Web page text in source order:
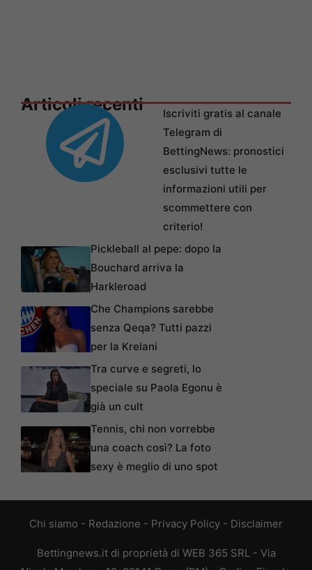
Articoli recenti
Iscriviti gratis al canale
Telegram di
BettingNews: pronostici
esclusivi tutte le
informazioni utili per
scommettere con
criterio!
Pickleball al pepe: dopo la
Bouchard arriva la
Harkleroad
Che Champions sarebbe
senza Qeqa? Tutti pazzi
per la Krelani
Tra curve e segreti, lo
speciale su Paola Egonu è
già un cult
Tennis, chi non vorrebbe
una coach così? La foto
sexy è meglio di uno spot
Chi siamo - Redazione - Privacy Policy - Disclaimer
Bettingnews.it di proprietà di WEB 365 SRL - Via